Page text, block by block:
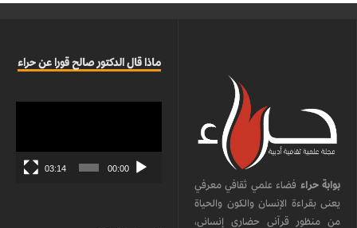
بوابة حراء فضاء علمي ثقافي معرفي
يعنى بقراءة الإنسان والكون والحياة
من منظور قرآني حضاري إنساني،
ماذا قال الدكتور صالح قورا عن حراء
00:00
03:14